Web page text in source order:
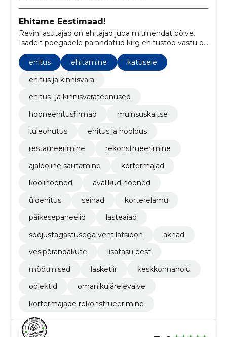
Ehitame Eestimaad!
Revini asutajad on ehitajad juba mitmendat põlve.
Isadelt poegadele pärandatud kirg ehitustöö vastu on
Revin Grupist teinud Virumaa ühe suurima
ehitusettevõtte.
ehitus ehitamine
katusele
ehitus ja kinnisvara
ehitus- ja kinnisvarateenused
hooneehitusfirmad
muinsuskaitse
tuleohutus
ehitus ja hooldus
restaureerimine
rekonstrueerimine
ajalooline säilitamine
kortermajad
koolihooned
avalikud hooned
üldehitus
seinad
korterelamu
päikesepaneelid
lasteaiad
soojustagastusega ventilatsioon
aknad
vesipõrandaküte
lisatasu eest
mõõtmised
lasketiir
keskkonnahoiu
objektid
omanikujärelevalve
kortermajade rekonstrueerimine